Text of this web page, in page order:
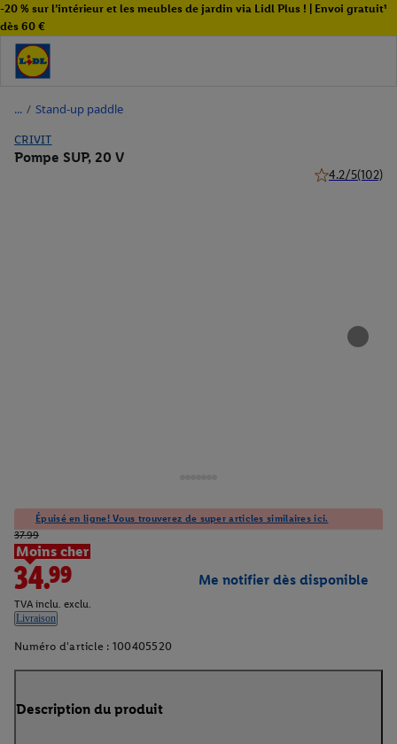
-20 % sur l’intérieur et les meubles de jardin via Lidl Plus ! | Envoi gratuit¹
dès 60 €
/ Stand-up paddle
CRIVIT
Pompe SUP, 20 V
4.2/5(102)
Épuisé en ligne! Vous trouverez de super articles similaires ici.
37.99
Moins cher
34.99
TVA inclu. exclu.
Livraison
Me notifier dès disponible
Numéro d'article : 100405520
Description du produit